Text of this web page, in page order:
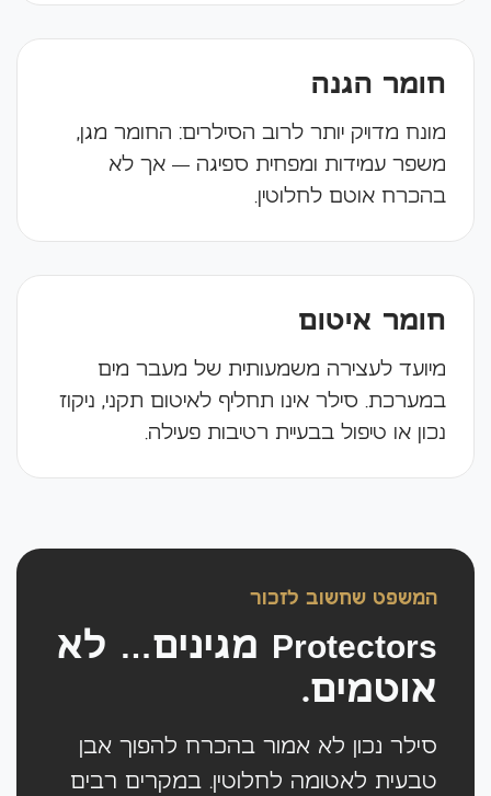
חומר הגנה
מונח מדויק יותר לרוב הסילרים: החומר מגן,
משפר עמידות ומפחית ספיגה — אך לא
בהכרח אוטם לחלוטין.
חומר איטום
מיועד לעצירה משמעותית של מעבר מים
במערכת. סילר אינו תחליף לאיטום תקני, ניקוז
נכון או טיפול בבעיית רטיבות פעילה.
המשפט שחשוב לזכור
Protectors מגינים… לא
אוטמים.
סילר נכון לא אמור בהכרח להפוך אבן
טבעית לאטומה לחלוטין. במקרים רבים